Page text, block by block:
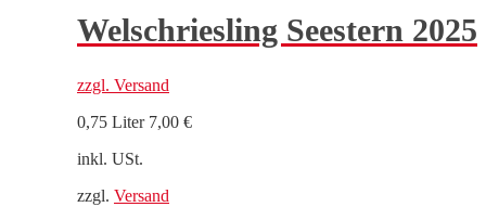
Welschriesling Seestern 2025
zzgl. Versand
0,75 Liter 7,00 €
inkl. USt.
zzgl. Versand